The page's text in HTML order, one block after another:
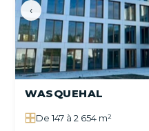
‹
WASQUEHAL
De 147 à 2 654 m²